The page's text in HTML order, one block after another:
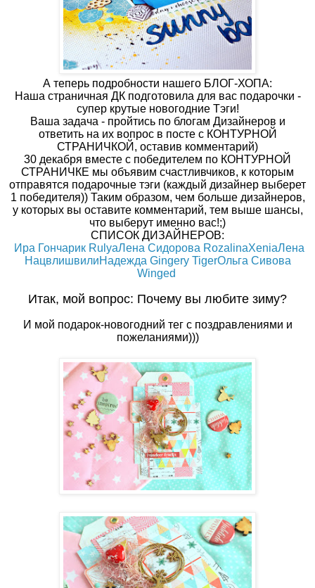
А теперь подробности нашего БЛОГ-ХОПА:
Наша страничная ДК подготовила для вас подарочки -
супер крутые новогодние Тэги!
Ваша задача - пройтись по блогам Дизайнеров и
ответить на их вопрос в посте с КОНТУРНОЙ
СТРАНИЧКОЙ, оставив комментарий)
30 декабря вместе с победителем по КОНТУРНОЙ
СТРАНИЧКЕ мы объявим счастливчиков, к которым
отправятся подарочные тэги (каждый дизайнер выберет
1 победителя)) Таким образом, чем больше дизайнеров,
у которых вы оставите комментарий, тем выше шансы,
что выберут именно вас!;)
СПИСОК ДИЗАЙНЕРОВ:
Ира Гончарик RulyaЛена Сидорова RozalinaXeniaЛена
НацвлишвилиНадежда Gingery TigerОльга Сивова
Winged
Итак, мой вопрос: Почему вы любите зиму?
И мой подарок-новогодний тег с поздравлениями и
пожеланиями)))